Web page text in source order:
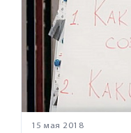
15 мая 2018